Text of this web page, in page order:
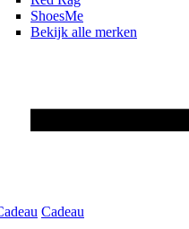
ShoesMe
Bekijk alle merken
Cadeau